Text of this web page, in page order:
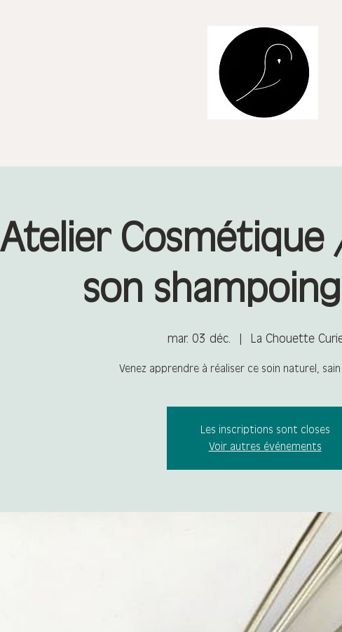
Atelier
son
mar. 03 déc. La Chouette
Venez apprendre à réaliser ce soin naturel,
Les inscriptions sont closes
Voir autres événements